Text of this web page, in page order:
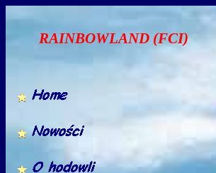
RAINBOWLAND (FCI)